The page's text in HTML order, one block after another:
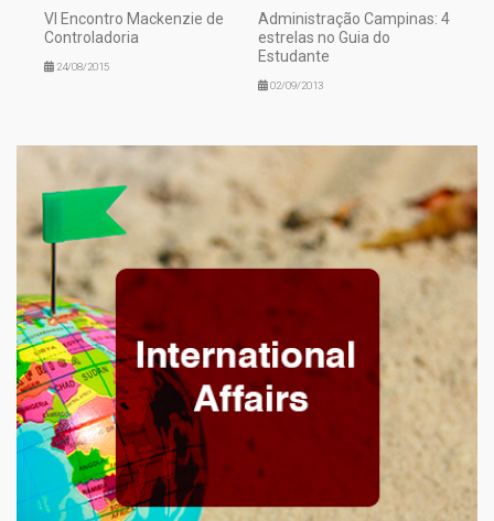
VI Encontro Mackenzie de
Controladoria
24/08/2015
Administração Campinas: 4
estrelas no Guia do
Estudante
02/09/2013